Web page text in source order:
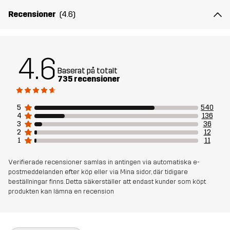
95% Polyester (Återvunnen), 5%
Hållbarhet Återvunna detaljer läs här
Artikelnummer 10766_2001
Recensioner (4.6)
4.6 Baserat på totalt
735 recensioner
5
540
4
136
3
36
2
12
1
11
Verifierade recensioner samlas in antingen via automatiska e-
postmeddelanden efter köp eller via Mina sidor, där tidigare
beställningar finns. Detta säkerställer att endast kunder som köpt
produkten kan lämna en recension